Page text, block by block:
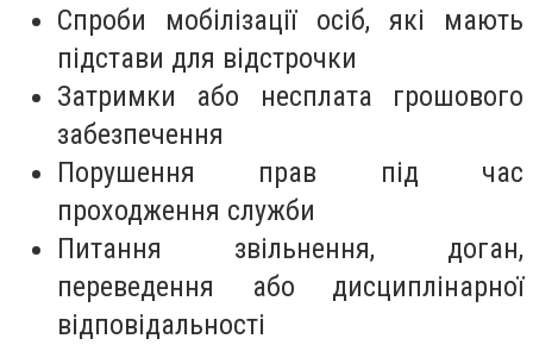
Спроби мобілізації осіб, які мають
підстави для відстрочки
Затримки або несплата грошового
забезпечення
Порушення прав під час
проходження служби
Питання звільнення, доган,
переведення або дисциплінарної
відповідальності